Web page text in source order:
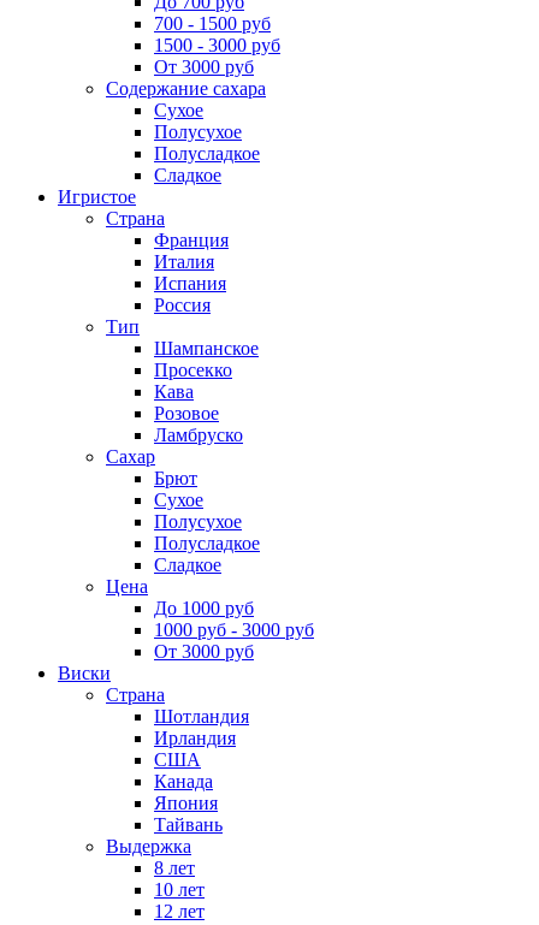
700 - 1500 руб
1500 - 3000 руб
От 3000 руб
Содержание сахара
Сухое
Полусухое
Полусладкое
Сладкое
Игристое
Страна
Франция
Италия
Испания
Россия
Тип
Шампанское
Просекко
Кава
Розовое
Ламбруско
Сахар
Брют
Сухое
Полусухое
Полусладкое
Сладкое
Цена
До 1000 руб
1000 руб - 3000 руб
От 3000 руб
Виски
Страна
Шотландия
Ирландия
США
Канада
Япония
Тайвань
Выдержка
8 лет
10 лет
12 лет